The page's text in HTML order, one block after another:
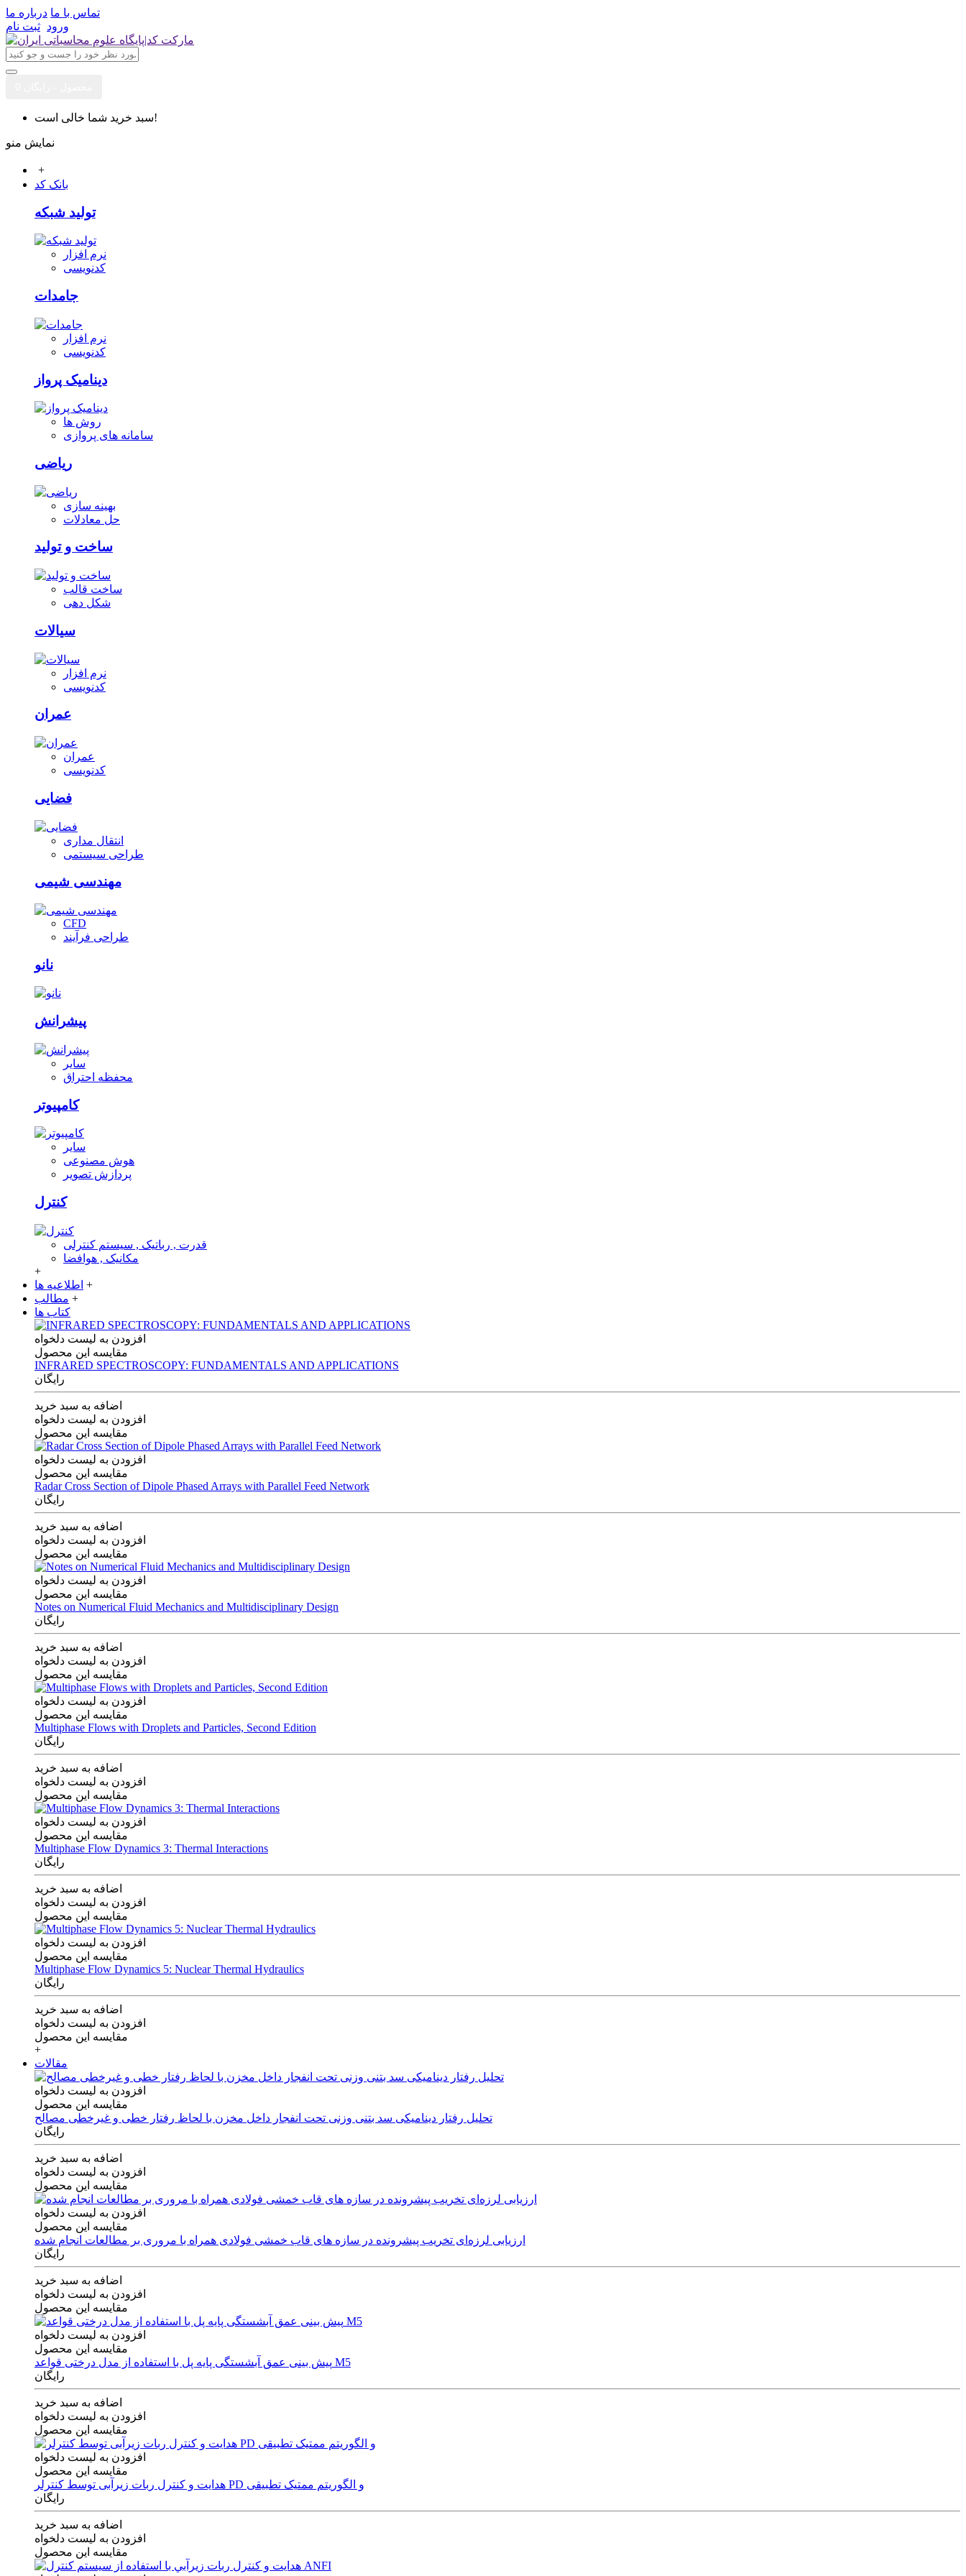
تماس با ما درباره ما
ورود ثبت نام
سبد خرید شما خالی است!
نمایش منو
+
بانک کد
تولید شبکه
نرم افزار
کدنویسی
جامدات
نرم افزار
کدنویسی
دینامیک پرواز
روش ها
سامانه های پروازی
ریاضی
بهینه سازی
حل معادلات
ساخت و تولید
ساخت قالب
شکل دهی
سیالات
نرم افزار
کدنویسی
عمران
عمران
کدنویسی
فضایی
انتقال مداری
طراحی سیستمی
مهندسی شیمی
CFD
طراحی فرآیند
نانو
پیشرانش
سایر
محفظه احتراق
کامپیوتر
سایر
هوش مصنوعی
پردازش تصویر
کنترل
قدرت , رباتیک , سیستم کنترلی
مکانیک , هوافضا
+
اطلاعیه ها +
مطالب +
کتاب ها
افزودن به لیست دلخواه
مقایسه این محصول
INFRARED SPECTROSCOPY: FUNDAMENTALS AND APPLICATIONS
رایگان
اضافه به سبد خرید
افزودن به لیست دلخواه
مقایسه این محصول
افزودن به لیست دلخواه
مقایسه این محصول
Radar Cross Section of Dipole Phased Arrays with Parallel Feed Network
رایگان
اضافه به سبد خرید
افزودن به لیست دلخواه
مقایسه این محصول
افزودن به لیست دلخواه
مقایسه این محصول
Notes on Numerical Fluid Mechanics and Multidisciplinary Design
رایگان
اضافه به سبد خرید
افزودن به لیست دلخواه
مقایسه این محصول
افزودن به لیست دلخواه
مقایسه این محصول
Multiphase Flows with Droplets and Particles, Second Edition
رایگان
اضافه به سبد خرید
افزودن به لیست دلخواه
مقایسه این محصول
افزودن به لیست دلخواه
مقایسه این محصول
Multiphase Flow Dynamics 3: Thermal Interactions
رایگان
اضافه به سبد خرید
افزودن به لیست دلخواه
مقایسه این محصول
افزودن به لیست دلخواه
مقایسه این محصول
Multiphase Flow Dynamics 5: Nuclear Thermal Hydraulics
رایگان
اضافه به سبد خرید
افزودن به لیست دلخواه
مقایسه این محصول
+
مقالات
افزودن به لیست دلخواه
مقایسه این محصول
تحلیل رفتار دینامیکی سد بتنی وزنی تحت انفجار داخل مخزن با لحاظ رفتار خطی و غیرخطی مصالح
رایگان
اضافه به سبد خرید
افزودن به لیست دلخواه
مقایسه این محصول
افزودن به لیست دلخواه
مقایسه این محصول
ارزیابی لرزه‌ای تخریب پیشرونده در سازه های قاب خمشی فولادی همراه با مروری بر مطالعات انجام شده
رایگان
اضافه به سبد خرید
افزودن به لیست دلخواه
مقایسه این محصول
افزودن به لیست دلخواه
مقایسه این محصول
پیش بینی عمق آبشستگی پایه پل با استفاده از مدل درختی قواعد M5
رایگان
اضافه به سبد خرید
افزودن به لیست دلخواه
مقایسه این محصول
افزودن به لیست دلخواه
مقایسه این محصول
هدایت و کنترل ربات زیرآبی توسط کنترلر PD و الگوریتم ممتیک تطبیقی
رایگان
اضافه به سبد خرید
افزودن به لیست دلخواه
مقایسه این محصول